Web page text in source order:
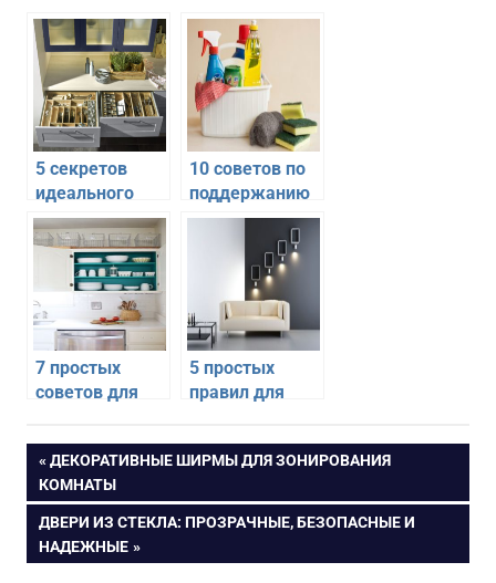
5 секретов
идеального
порядка на
кухне
10 советов по
поддержанию
на кухне
идеального
порядка
7 простых
советов для
порядка на
кухне
5 простых
правил для
в доме
Навигация
по
записям
ПРЕДЫДУЩАЯ
ЗАПИСЬ:
ДЕКОРАТИВНЫЕ ШИРМЫ ДЛЯ ЗОНИРОВАНИЯ
КОМНАТЫ
СЛЕДУЮЩАЯ
ЗАПИСЬ:
ДВЕРИ ИЗ СТЕКЛА: ПРОЗРАЧНЫЕ, БЕЗОПАСНЫЕ И
НАДЕЖНЫЕ